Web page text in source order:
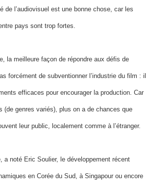
de l’audiovisuel est une bonne chose, car les
pays sont trop fortes.
la meilleure façon de répondre aux défis de
forcément de subventionner l’industrie du film : il
efficaces pour encourager la production. Car
(de genres variés), plus on a de chances que
leur public, localement comme à l’étranger.
a noté Eric Soulier, le développement récent
en Corée du Sud, à Singapour ou encore